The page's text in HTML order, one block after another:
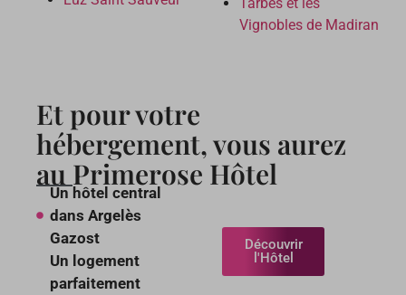
Vignobles de Madiran
Et pour votre
hébergement, vous aurez
au Primerose Hôtel
Un hôtel central
dans Argelès
Gazost
Un logement
parfaitement
Découvrir
l'Hôtel